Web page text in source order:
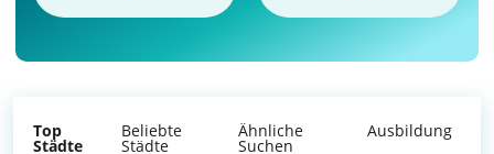
Top
Städte
Beliebte
Städte
Ähnliche
Suchen
Ausbildung